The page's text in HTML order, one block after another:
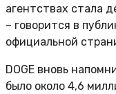
агентствах стала
– говорится в
официальной
DOGE вновь
было около 4,6